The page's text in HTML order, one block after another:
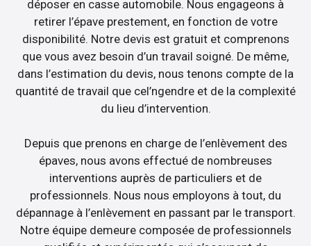
déposer en casse automobile. Nous engageons à
retirer l’épave prestement, en fonction de votre
disponibilité. Notre devis est gratuit et comprenons
que vous avez besoin d’un travail soigné. De même,
dans l’estimation du devis, nous tenons compte de la
quantité de travail que cel’ngendre et de la complexité
du lieu d’intervention.
Depuis que prenons en charge de l’enlèvement des
épaves, nous avons effectué de nombreuses
interventions auprès de particuliers et de
professionnels. Nous nous employons à tout, du
dépannage à l’enlèvement en passant par le transport.
Notre équipe demeure composée de professionnels